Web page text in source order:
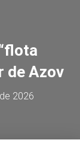
de Azov
2026